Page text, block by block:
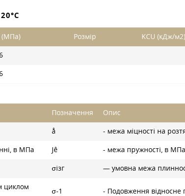
(МПа) Розмір KCU (кДж/м2)
Позначення Опис
å - межа міцності на
в МПа Jê - межа пружності, в МПа
σізг — умовна межа
циклом
σ-1 - Подовження відносне